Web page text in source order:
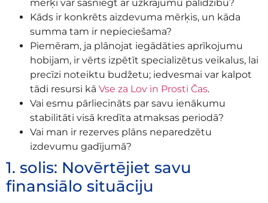
mērķi var sasniegt ar uzkrājumu palīdzību?
Kāds ir konkrēts aizdevuma mērķis, un kāda
summa tam ir nepieciešama?
Piemēram, ja plānojat iegādāties aprīkojumu
hobijam, ir vērts izpētīt specializētus veikalus, lai
precīzi noteiktu budžetu; iedvesmai var kalpot
tādi resursi kā Vse za Lov in Prosti Čas.
Vai esmu pārliecināts par savu ienākumu
stabilitāti visā kredīta atmaksas periodā?
Vai man ir rezerves plāns neparedzētu
izdevumu gadījumā?
1. solis: Novērtējiet savu
finansiālo situāciju